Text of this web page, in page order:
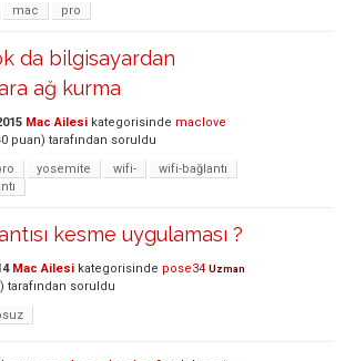
mac pro
da bilgisayardan
ağ kurma
Mac Ailesi kategorisinde maclove
puan) tarafından soruldu
yosemite wifi-
wifi-bağlantı
kesme uygulaması ?
Mac Ailesi kategorisinde pose34 Uzman
tarafından soruldu